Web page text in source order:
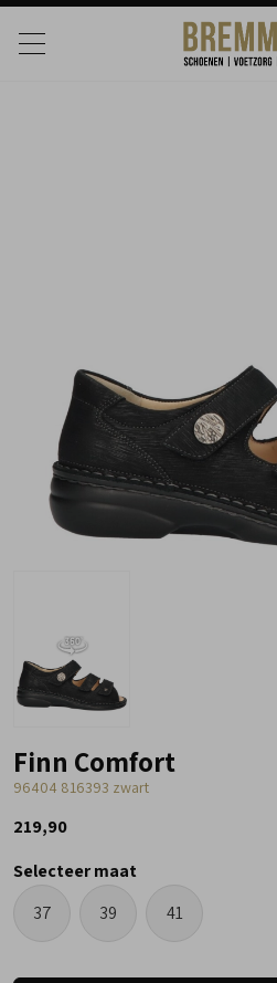
Finn Comfort
96404 816393 zwart
219,90
Selecteer maat
37
39 41